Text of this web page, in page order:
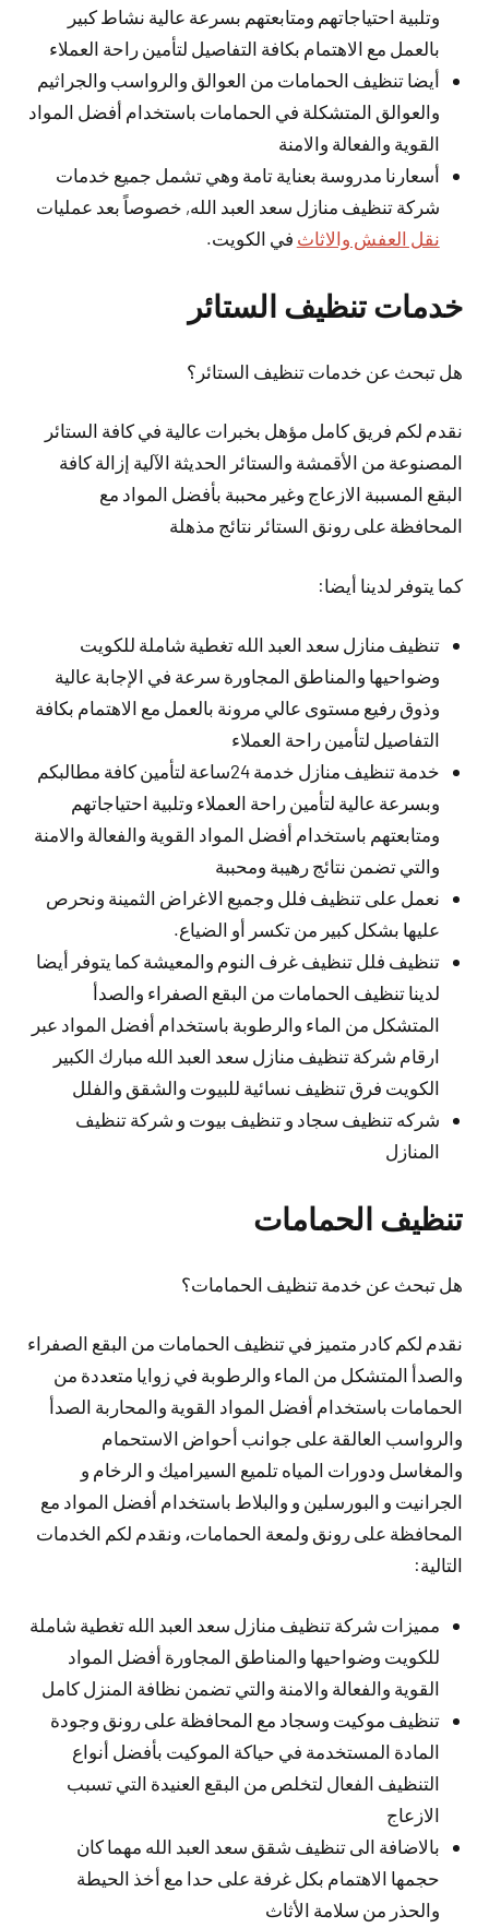
وتلبية احتياجاتهم ومتابعتهم بسرعة عالية نشاط كبير
بالعمل مع الاهتمام بكافة التفاصيل لتأمين راحة العملاء
أيضا تنظيف الحمامات من العوالق والرواسب والجراثيم
والعوالق المتشكلة في الحمامات باستخدام أفضل المواد
القوية والفعالة والامنة
أسعارنا مدروسة بعناية تامة وهي تشمل جميع خدمات
شركة تنظيف منازل سعد العبد الله, خصوصاً بعد عمليات
نقل العفش والاثاث في الكويت.
خدمات تنظيف الستائر
هل تبحث عن خدمات تنظيف الستائر؟
نقدم لكم فريق كامل مؤهل بخبرات عالية في كافة الستائر
المصنوعة من الأقمشة والستائر الحديثة الآلية إزالة كافة
البقع المسببة الازعاج وغير محببة بأفضل المواد مع
المحافظة على رونق الستائر نتائج مذهلة
كما يتوفر لدينا أيضا:
تنظيف منازل سعد العبد الله تغطية شاملة للكويت
وضواحيها والمناطق المجاورة سرعة في الإجابة عالية
وذوق رفيع مستوى عالي مرونة بالعمل مع الاهتمام بكافة
التفاصيل لتأمين راحة العملاء
خدمة تنظيف منازل خدمة 24ساعة لتأمين كافة مطالبكم
وبسرعة عالية لتأمين راحة العملاء وتلبية احتياجاتهم
ومتابعتهم باستخدام أفضل المواد القوية والفعالة والامنة
والتي تضمن نتائج رهيبة ومحببة
نعمل على تنظيف فلل وجميع الاغراض الثمينة ونحرص
عليها بشكل كبير من تكسر أو الضياع.
تنظيف فلل تنظيف غرف النوم والمعيشة كما يتوفر أيضا
لدينا تنظيف الحمامات من البقع الصفراء والصدأ
المتشكل من الماء والرطوبة باستخدام أفضل المواد عبر
ارقام شركة تنظيف منازل سعد العبد الله مبارك الكبير
الكويت فرق تنظيف نسائية للبيوت والشقق والفلل
شركه تنظيف سجاد و تنظيف بيوت و شركة تنظيف
المنازل
تنظيف الحمامات
هل تبحث عن خدمة تنظيف الحمامات؟
نقدم لكم كادر متميز في تنظيف الحمامات من البقع الصفراء
والصدأ المتشكل من الماء والرطوبة في زوايا متعددة من
الحمامات باستخدام أفضل المواد القوية والمحاربة الصدأ
والرواسب العالقة على جوانب أحواض الاستحمام
والمغاسل ودورات المياه تلميع السيراميك و الرخام و
الجرانيت و البورسلين و والبلاط باستخدام أفضل المواد مع
المحافظة على رونق ولمعة الحمامات، ونقدم لكم الخدمات
التالية:
مميزات شركة تنظيف منازل سعد العبد الله تغطية شاملة
للكويت وضواحيها والمناطق المجاورة أفضل المواد
القوية والفعالة والامنة والتي تضمن نظافة المنزل كامل
تنظيف موكيت وسجاد مع المحافظة على رونق وجودة
المادة المستخدمة في حياكة الموكيت بأفضل أنواع
التنظيف الفعال لتخلص من البقع العنيدة التي تسبب
الازعاج
بالاضافة الى تنظيف شقق سعد العبد الله مهما كان
حجمها الاهتمام بكل غرفة على حدا مع أخذ الحيطة
والحذر من سلامة الأثاث